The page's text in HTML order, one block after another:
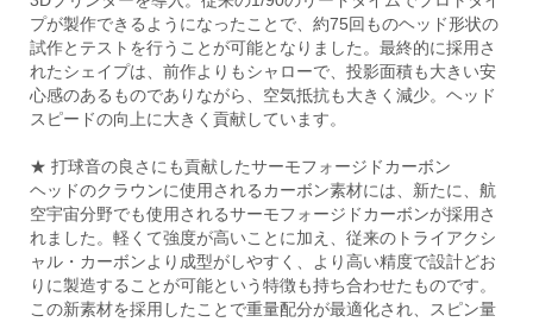
プが製作できるようになったことで、約75回ものヘッド形状の
試作とテストを行うことが可能となりました。最終的に採用さ
れたシェイプは、前作よりもシャローで、投影面積も大きい安
心感のあるものでありながら、空気抵抗も大きく減少。ヘッド
スピードの向上に大きく貢献しています。
★ 打球音の良さにも貢献したサーモフォージドカーボン
ヘッドのクラウンに使用されるカーボン素材には、新たに、航
空宇宙分野でも使用されるサーモフォージドカーボンが採用さ
れました。軽くて強度が高いことに加え、従来のトライアクシ
ャル・カーボンより成型がしやすく、より高い精度で設計どお
りに製造することが可能という特徴も持ち合わせたものです。
この新素材を採用したことで重量配分が最適化され、スピン量